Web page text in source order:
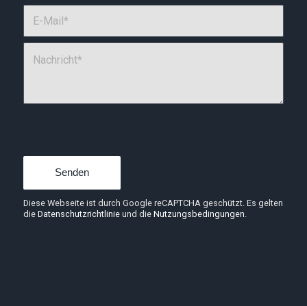
Diese Webseite ist durch Google reCAPTCHA geschützt. Es gelten
die Datenschutzrichtlinieund die Nutzungsbedingungen